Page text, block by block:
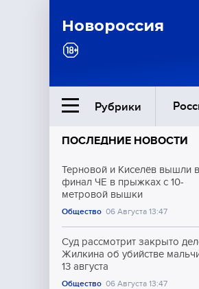
Новороссия
Рубрики
Ближний
Общество
Культура
ПОСЛЕДНИЕ НОВОСТИ
Терновой и Киселёв вышли в
финал ЧЕ в прыжках с 10-
метровой вышки
Общество 06 Августа 13:47
Суд рассмотрит закрыто
Жилкина об убийстве
13 августа
Общество 06 Августа 13:47